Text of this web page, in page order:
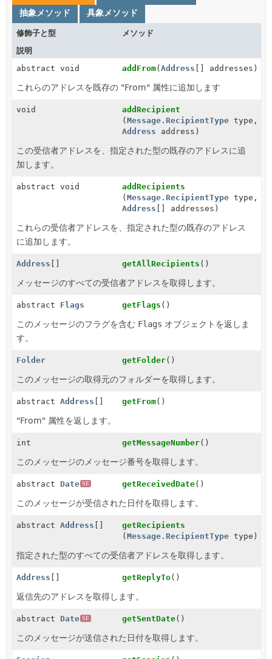
抽象メソッド
具象メソッド
修飾子と型
メソッド
説明
abstract void
addFrom(Address [] addresses)
これらのアドレスを既存の "From" 属性に追加します
void
addRecipient
(Message.RecipientType type,
Address address)
この受信者アドレスを、指定された型の既存のアドレスに追
加します。
abstract void
addRecipients
(Message.RecipientType type,
Address [] addresses)
これらの受信者アドレスを、指定された型の既存のアドレス
に追加します。
Address getAllRecipients ()
メッセージのすべての受信者アドレスを取得します。
abstract Flags getFlags ()
このメッセージのフラグを含む Flags オブジェクトを返しま
す。
Folder getFolder()
このメッセージの取得元のフォルダーを取得します。
abstract Address getFrom()
"From" 属性を返します。
int getMessageNumber()
このメッセージのメッセージ番号を取得します。
abstract Date SE getReceivedDate()
このメッセージが受信された日付を取得します。
abstract Address
getRecipients
(Message.RecipientType type)
指定された型のすべての受信者アドレスを取得します。
Address getReplyTo()
返信先のアドレスを取得します。
abstract Date SE getSentDate()
このメッセージが送信された日付を取得します。